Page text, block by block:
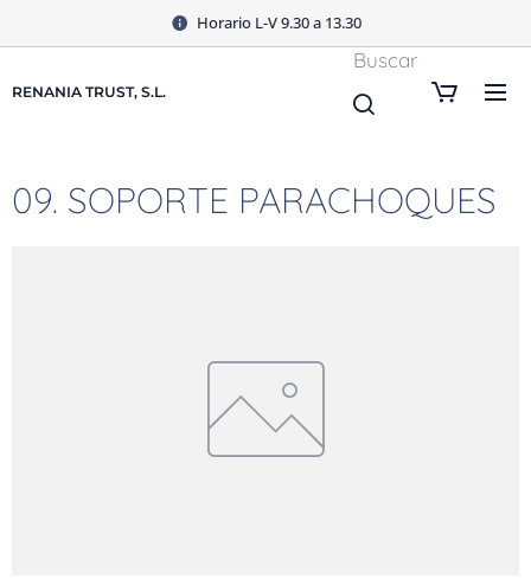
Horario L-V 9.30 a 13.30
RENANIA TRUST, S.L.
Buscar
09. SOPORTE PARACHOQUES